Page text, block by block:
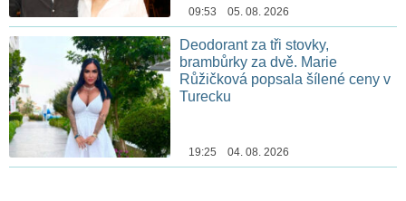
09:53 05. 08. 2026
Deodorant za tři stovky,
brambůrky za dvě. Marie
Růžičková popsala šílené ceny v
Turecku
19:25 04. 08. 2026